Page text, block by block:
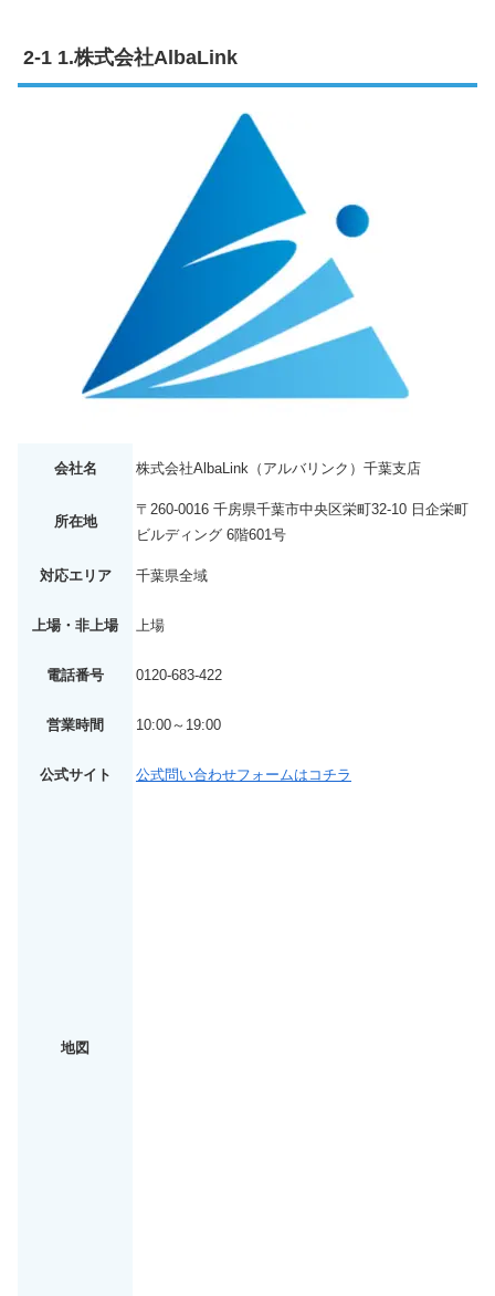
1.株式会社AlbaLink
会社名 株式会社AlbaLink（アルバリンク）千葉支店
所在地
〒260-0016 千房県千葉市中央区栄町32-10 日企栄町
ビルディング 6階601号
対応エリア 千葉県全域
上場・非上場 上場
電話番号 0120-683-422
営業時間 10:00～19:00
公式サイト 公式問い合わせフォームはコチラ
地図